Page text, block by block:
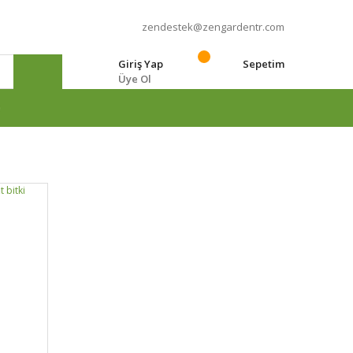
zendestek@zengardentr.com
Giriş Yap
Üye Ol
Sepetim